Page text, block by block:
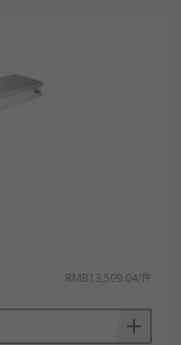
RMB13,509.04/件